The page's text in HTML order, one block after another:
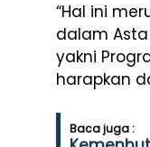
“Hal ini
dalam Asta
yakni
harapkan
Baca juga :